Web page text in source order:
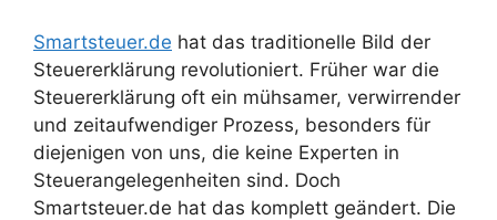
Smartsteuer.de hat das traditionelle Bild der
Steuererklärung revolutioniert. Früher war die
Steuererklärung oft ein mühsamer, verwirrender
und zeitaufwendiger Prozess, besonders für
diejenigen von uns, die keine Experten in
Steuerangelegenheiten sind. Doch
Smartsteuer.de hat das komplett geändert. Die